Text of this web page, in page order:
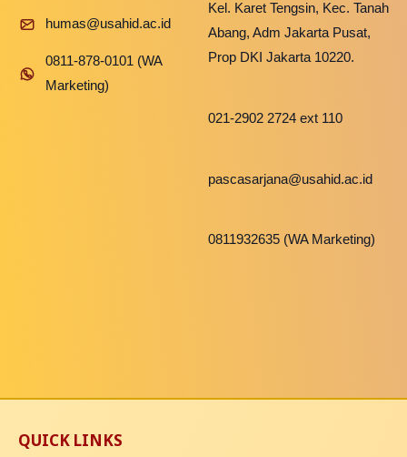
humas@usahid.ac.id
0811-878-0101 (WA
Marketing)
Kel. Karet Tengsin, Kec. Tanah
Abang, Adm Jakarta Pusat,
Prop DKI Jakarta 10220.
021-2902 2724 ext 110
pascasarjana@usahid.ac.id
0811932635 (WA Marketing)
QUICK LINKS